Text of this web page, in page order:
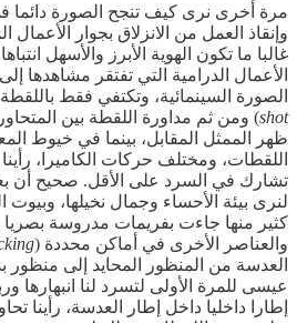
مرة أخرى نرى كيف تنجح الصورة
وإنقاذ العمل من الانزلاق بجوار الأعمال
غالبا ما تكون الهوية الأبرز والأسهل
الأعمال الدرامية التي تفتقر مشاهدها
الصورة السينمائية، وتكتفي فقط
shot) ومن ثم مداورة اللقطة بين
ظهر الممثل المقابل، بينما في خيوط
اللقطات، ومختلف حركات الكاميرا،
تشارك في السرد على الأقل. صحيح أن
لنرى بيئة الأحساء وجمال نخيلها، وبيوت
كثير منها جاءت بفريمات مدروسة
والعناصر الأخرى في أماكن محددة (
العدسة من المنظور المحايد إلى
عيسى للمرة الأولى لتسرد لنا انبهارها
إطارا داخليا داخل إطار العدسة، رأينا